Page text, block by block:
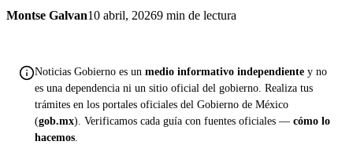
Montse Galvan10 abril, 20269 min de lectura
Noticias Gobierno es un medio informativo independiente y no
es una dependencia ni un sitio oficial del gobierno. Realiza tus
trámites en los portales oficiales del Gobierno de México
(gob.mx). Verificamos cada guía con fuentes oficiales — cómo lo
hacemos.